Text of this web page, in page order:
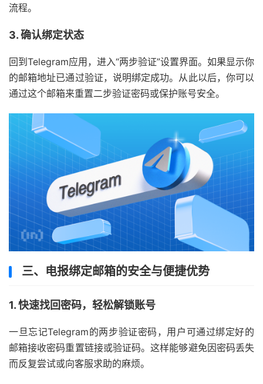
流程。
3. 确认绑定状态
回到Telegram应用，进入“两步验证”设置界面。如果显示你
的邮箱地址已通过验证，说明绑定成功。从此以后，你可以
通过这个邮箱来重置二步验证密码或保护账号安全。
三、电报绑定邮箱的安全与便捷优势
1. 快速找回密码，轻松解锁账号
一旦忘记Telegram的两步验证密码，用户可通过绑定好的
邮箱接收密码重置链接或验证码。这样能够避免因密码丢失
而反复尝试或向客服求助的麻烦。